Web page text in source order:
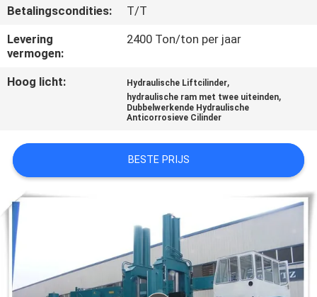
MET
ONS
OP
OFFERTE
SITEMAP
PRIVACYBELEID
Betalingscondities:
T/T
Levering
vermogen:
2400 Ton/ton per jaar
Hoog licht: Hydraulische Liftcilinder,
hydraulische ram met twee uiteinden,
Dubbelwerkende Hydraulische
Anticorrosieve Cilinder
BESTE PRIJS